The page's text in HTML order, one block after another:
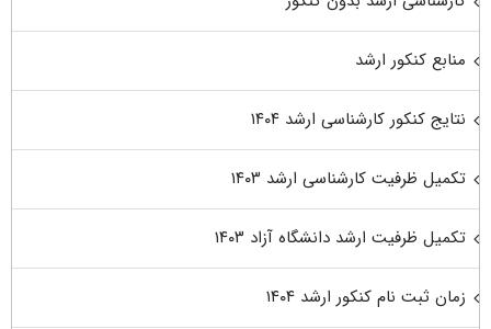
منابع کنکور ارشد
نتایج کنکور کارشناسی ارشد ۱۴۰۴
تکمیل ظرفیت کارشناسی ارشد ۱۴۰۳
تکمیل ظرفیت ارشد دانشگاه آزاد ۱۴۰۳
زمان ثبت نام کنکور ارشد ۱۴۰۴